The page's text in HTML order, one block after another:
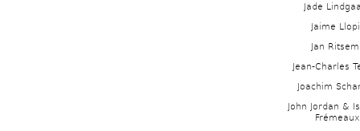
Jade
Jaime
Jan
Jean-Charles
Joachim
John Jordan &
Frémeaux